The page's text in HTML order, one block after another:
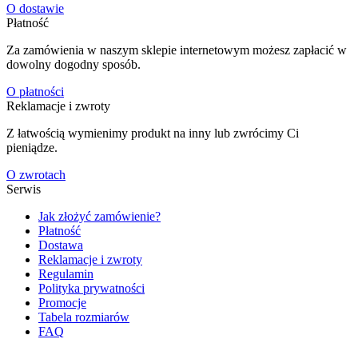
O dostawie
Płatność
Za zamówienia w naszym sklepie internetowym możesz zapłacić w
dowolny dogodny sposób.
O płatności
Reklamacje i zwroty
Z łatwością wymienimy produkt na inny lub zwrócimy Ci
pieniądze.
O zwrotach
Serwis
Jak złożyć zamówienie?
Płatność
Dostawa
Reklamacje i zwroty
Regulamin
Polityka prywatności
Promocje
Tabela rozmiarów
FAQ